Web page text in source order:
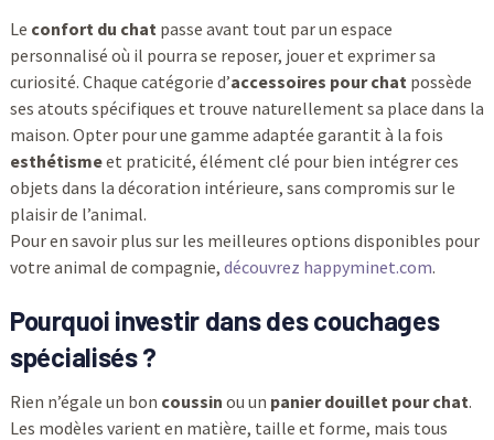
Le confort du chatpasse avant tout par un espace
personnalisé où il pourra se reposer, jouer et exprimer sa
curiosité. Chaque catégorie d’accessoires pour chatpossède
ses atouts spécifiques et trouve naturellement sa place dans la
maison. Opter pour une gamme adaptée garantit à la fois
esthétismeet praticité, élément clé pour bien intégrer ces
objets dans la décoration intérieure, sans compromis sur le
plaisir de l’animal.
Pour en savoir plus sur les meilleures options disponibles pour
votre animal de compagnie, découvrez happyminet.com.
Pourquoi investir dans des couchages
spécialisés ?
Rien n’égale un bon coussin ou un panier douillet pour chat.
Les modèles varient en matière, taille et forme, mais tous